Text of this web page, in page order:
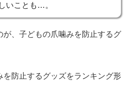
いことも…。
が、子どもの爪噛みを防止するグ
を防止するグッズをランキング形